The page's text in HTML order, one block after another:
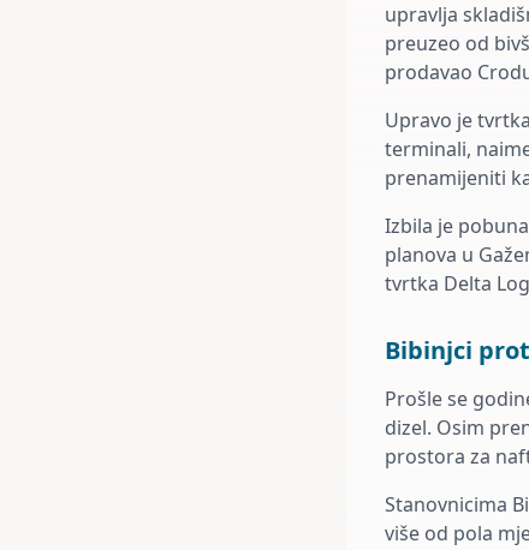
upravlja
preuzeo od
prodavao
Upravo je
terminali,
prenamijeniti
Izbila je
planova u
tvrtka Delta
Bibinjci
Prošle se
dizel. Osim
prostora za
Stanovnicima
više od pola